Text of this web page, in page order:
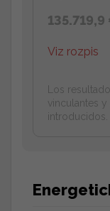
135.719,9
Viz rozpis
Los
vinculantes
introducidos.